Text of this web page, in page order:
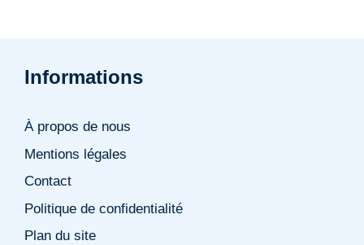
Informations
À propos de nous
Mentions légales
Contact
Politique de confidentialité
Plan du site